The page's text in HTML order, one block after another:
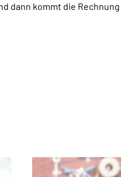
kommt die Rechnung